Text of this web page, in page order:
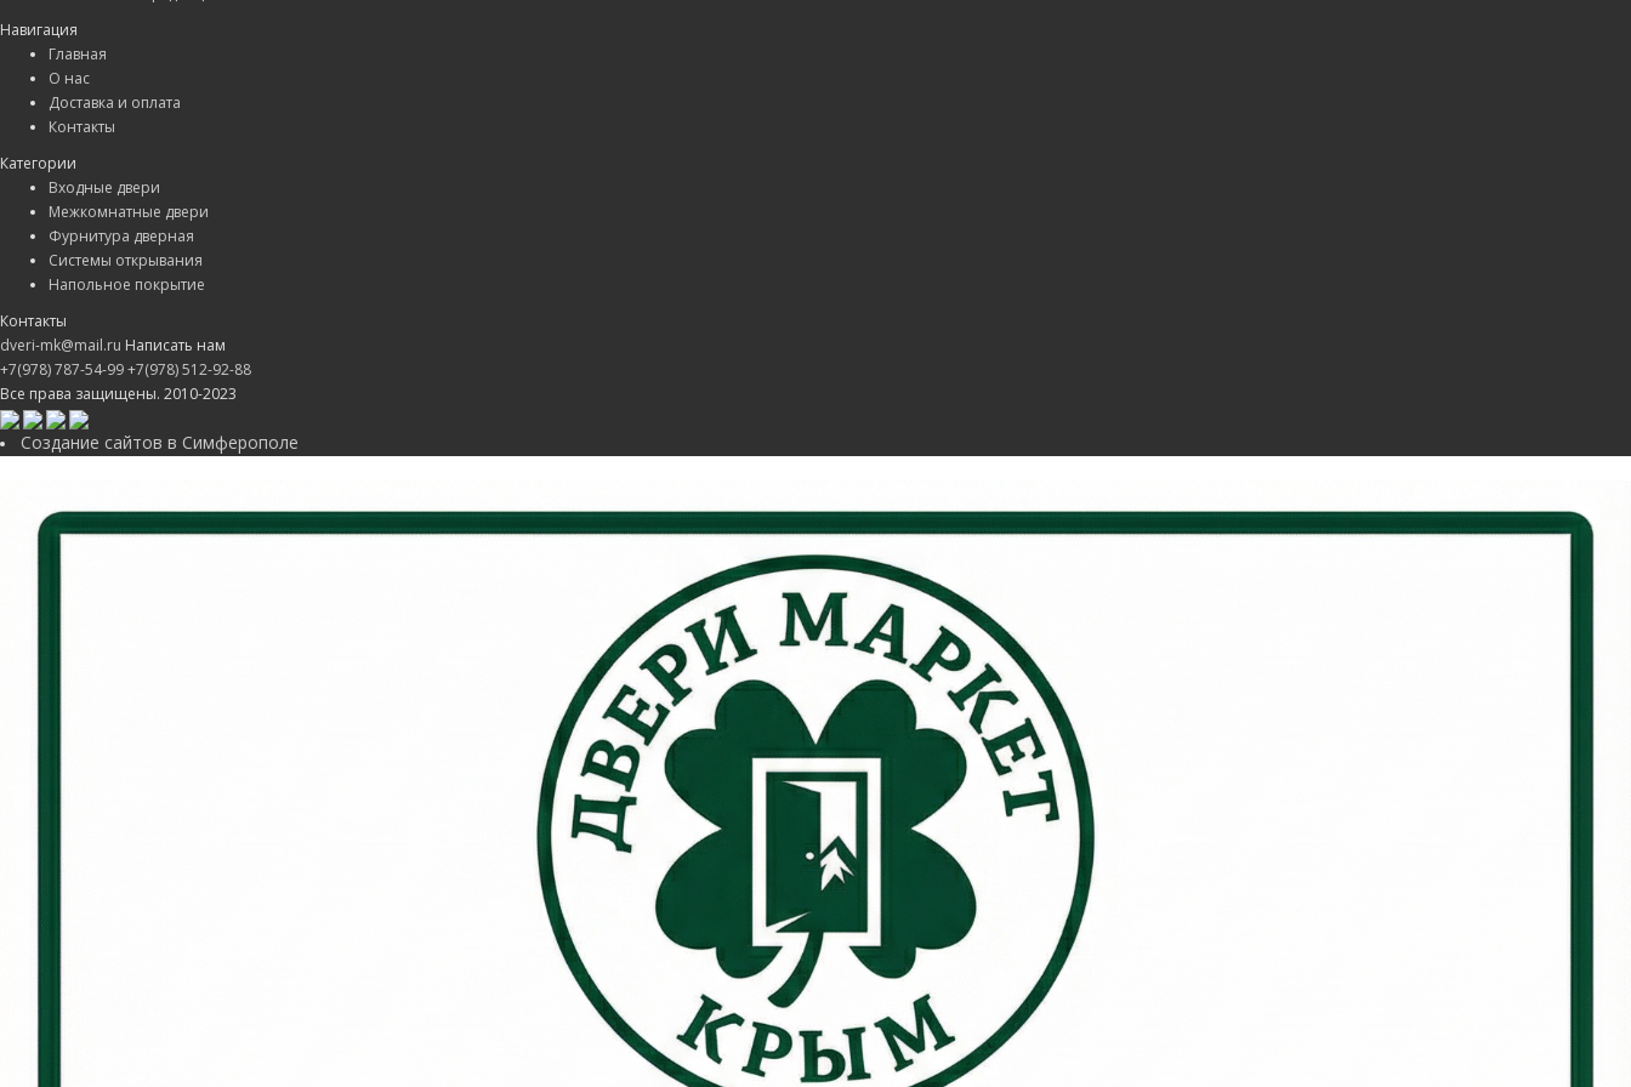
Навигация
Главная
О нас
Доставка и оплата
Контакты
Категории
Входные двери
Межкомнатные двери
Фурнитура дверная
Системы открывания
Напольное покрытие
Контакты
dveri-mk@mail.ru Написать нам
+7(978) 787-54-99+7(978) 512-92-88
Все права защищены. 2010-2023
Создание сайтов в Симферополе